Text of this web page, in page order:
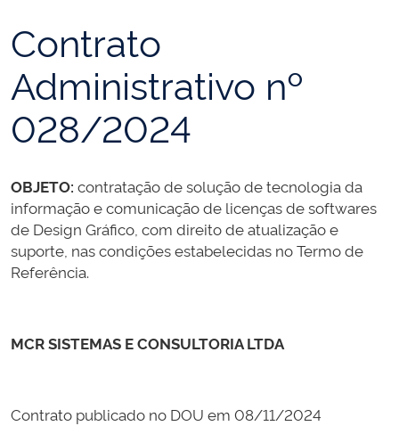
Contrato
Administrativo nº
028/2024
OBJETO: contratação de solução de tecnologia da
informação e comunicação de licenças de softwares
de Design Gráfico, com direito de atualização e
suporte, nas condições estabelecidas no Termo de
Referência.
MCR SISTEMAS E CONSULTORIA LTDA
Contrato publicado no DOU em 08/11/2024